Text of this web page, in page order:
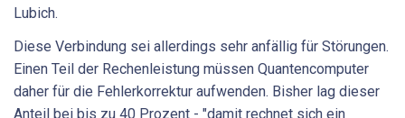
Lubich.
Diese Verbindung sei allerdings sehr anfällig für Störungen.
Einen Teil der Rechenleistung müssen Quantencomputer
daher für die Fehlerkorrektur aufwenden. Bisher lag dieser
Anteil bei bis zu 40 Prozent - "damit rechnet sich ein